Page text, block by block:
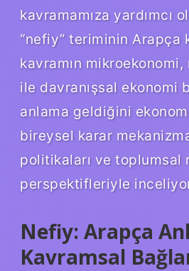
kavramamıza yardımcı
“nefiy” teriminin Arapça
kavramın
ile davranışsal ekonomi
anlama geldiğini
bireysel karar
politikaları ve toplumsal
perspektifleriyle
Nefiy: Arapça
Kavramsal